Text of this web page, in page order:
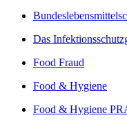
Das
Food Fraud
Food & Hygiene
Food & Hygiene